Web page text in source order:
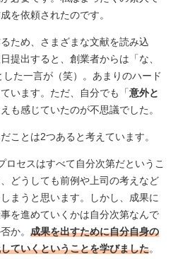
を依頼されたのです。
ため、さまざまな文献を読み込
提出すると、創業者からは「な、
た一言が（笑）。あまりのハード
います。ただ、自分でも「意外と
も感じていたのが不思議でした。
ことは2つあると考えています。
ロセスはすべて自分次第だというこ
どうしても前例や上司の考えなど
まうと思います。しかし、成果に
を進めていくかは自分次第なんで
か。 成果を出すために自分自身の
ていくということを学びました。